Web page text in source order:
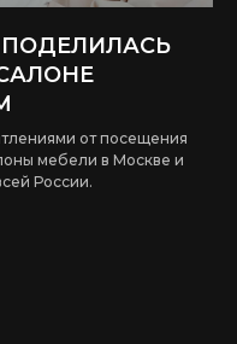
от посещения
мебели в Москве и
России.